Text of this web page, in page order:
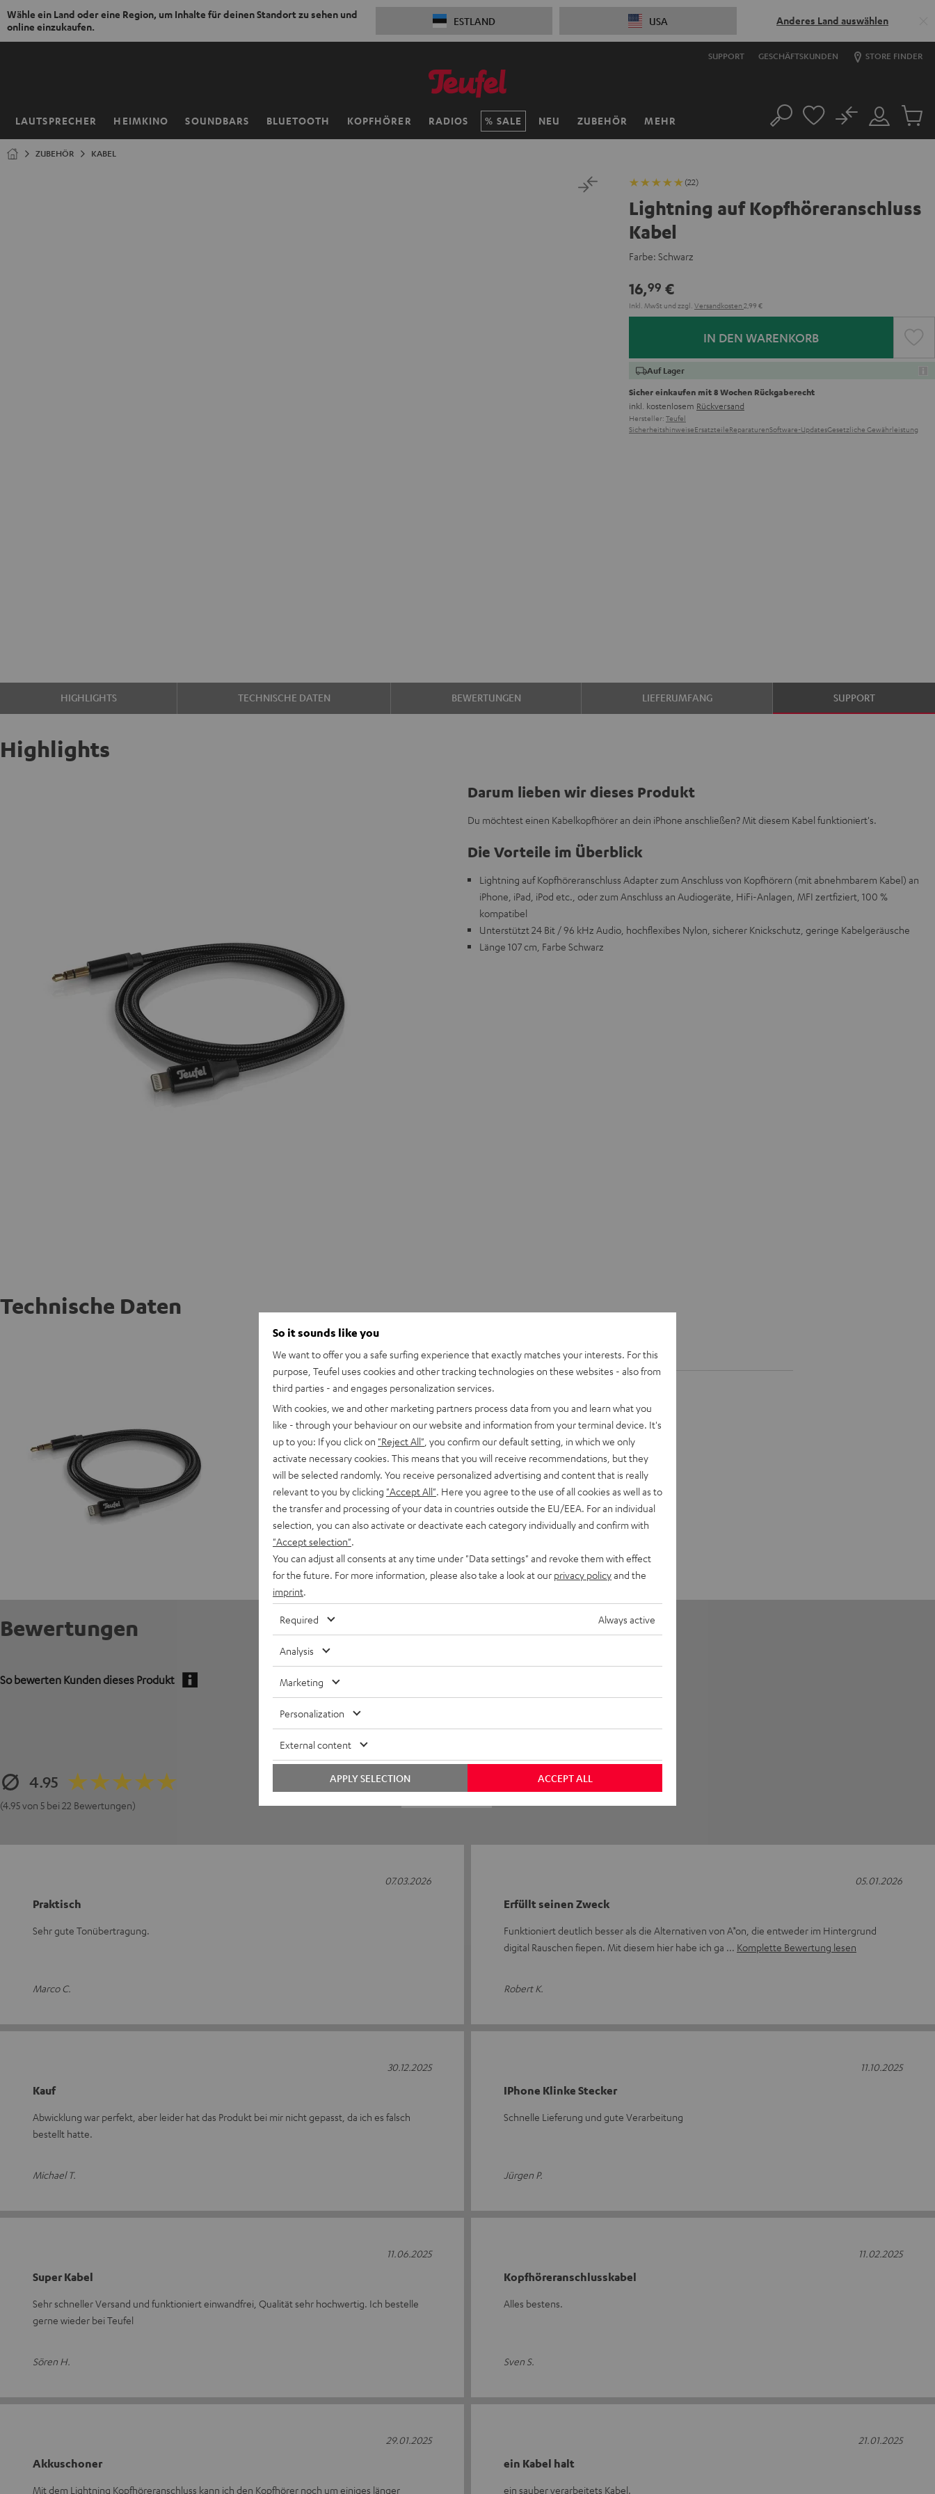
Wähle ein Land oder eine Region, um Inhalte für deinen Standort zu sehen und
online einzukaufen.
ESTLAND USA Anderes Land auswählen
ZUM
SUPPORT GESCHÄFTSKUNDEN STORE FINDER
LAUTSPRECHER HEIMKINO SOUNDBARS BLUETOOTH KOPFHÖRER RADIOS SALE NEU ZUBEHÖR MEHR
Startseite Suche
Mein
Konto
No
Artikel
ZUBEHÖR KABEL
(22)
Lightning auf Kopfhöreranschluss
Kabel
Farbe: Schwarz
16,99 €
Inkl. MwSt und zzgl. Versandkosten 2,99 €
IN DEN WARENKORB
Auf Lager
Sicher einkaufen mit 8 Wochen Rückgaberecht
inkl. kostenlosem Rückversand
Hersteller: Teufel
SicherheitshinweiseErsatzteileReparaturenSoftware-UpdatesGesetzliche Gewährleistung
HIGHLIGHTS TECHNISCHE DATEN BEWERTUNGEN LIEFERUMFANG SUPPORT
Highlights
Darum lieben wir dieses Produkt
Du möchtest einen Kabelkopfhörer an dein iPhone anschließen? Mit diesem Kabel funktioniert's.
Die Vorteile im Überblick
Lightning auf Kopfhöreranschluss Adapter zum Anschluss von Kopfhörern (mit abnehmbarem Kabel) an
iPhone, iPad, iPod etc., oder zum Anschluss an Audiogeräte, HiFi-Anlagen, MFI zertfiziert, 100 %
kompatibel
Unterstützt 24 Bit / 96 kHz Audio, hochflexibes Nylon, sicherer Knickschutz, geringe Kabelgeräusche
Länge 107 cm, Farbe Schwarz
Technische Daten
Lightning auf Kopfhöreranschluss Kabel
Bewertungen
So bewerten Kunden dieses Produkt
4.95
(4.95 von 5 bei 22 Bewertungen)
2
Praktisch
Sehr gute Tonübertragung.
Marco C.
07.03.2026
Erfüllt seinen Zweck
Funktioniert deutlich besser als die Alternativen von A*on, die entweder im Hintergrund
digital Rauschen fiepen. Mit diesem hier habe ich ga
Komplette Bewertung lesen
Robert K.
05.01.2026
Kauf
Abwicklung war perfekt, aber leider hat das Produkt bei mir nicht gepasst, da ich es falsch
bestellt hatte.
Michael T.
30.12.2025
IPhone Klinke Stecker
Schnelle Lieferung und gute Verarbeitung
Jürgen P.
11.10.2025
Super Kabel
Sehr schneller Versand und funktioniert einwandfrei, Qualität sehr hochwertig. Ich bestelle
gerne wieder bei Teufel
Sören H.
11.06.2025
Kopfhöreranschlusskabel
Alles bestens.
Sven S.
11.02.2025
Akkuschoner
Mit dem Lightning Kopfhöreranschluss kann ich den Kopfhörer noch um einiges länger
29.01.2025
ein Kabel halt
ein sauber verarbeitets Kabel.
21.01.2025
So it sounds like you
We want to offer you a safe surfing experience that exactly matches your interests. For this
purpose, Teufel uses cookies and other tracking technologies on these websites - also from
third parties - and engages personalization services.
With cookies, we and other marketing partners process data from you and learn what you
like - through your behaviour on our website and information from your terminal device. It's
up to you: If you click on "Reject All" , you confirm our default setting, in which we only
activate necessary cookies. This means that you will receive recommendations, but they
will be selected randomly. You receive personalized advertising and content that is really
relevant to you by clicking "Accept All" . Here you agree to the use of all cookies as well as to
the transfer and processing of your data in countries outside the EU/EEA. For an individual
selection, you can also activate or deactivate each category individually and confirm with
"Accept selection"
You can adjust all consents at any time under "Data settings" and revoke them with effect
for the future. For more information, please also take a look at our privacy policyand the
imprint
Required Always active
Analysis
Marketing
Personalization
External content
ACCEPT ALL
APPLY SELECTION